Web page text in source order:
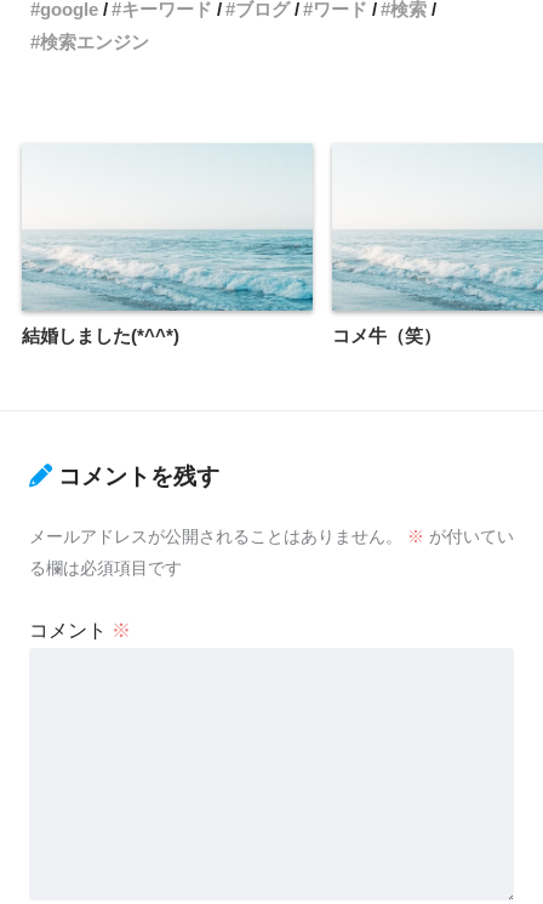
google キーワード ブログ ワード
検索
検索エンジン
結婚しました(*^^*) コメ牛（笑）
コメントを残す
メールアドレスが公開されることはありません。 ※ が付いてい
る欄は必須項目です
コメント ※